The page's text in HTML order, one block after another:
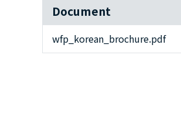
Document
wfp_korean_brochure.pdf